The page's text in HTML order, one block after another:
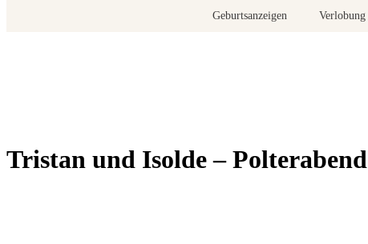
Geburtsanzeigen Verlobung
Tristan und Isolde – Polterabend